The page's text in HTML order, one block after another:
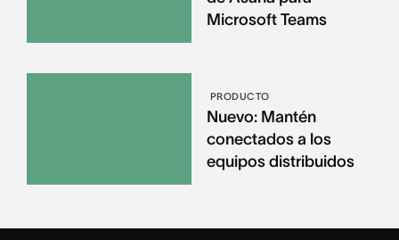
Microsoft Teams
PRODUCTO
Nuevo: Mantén
conectados a los
equipos distribuidos